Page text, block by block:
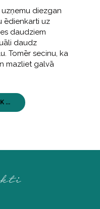
diezgan
ēdienkarti uz
daudziem
daudz
Tomēr secinu, ka
mazliet galvā
...